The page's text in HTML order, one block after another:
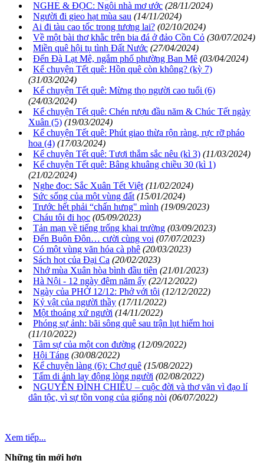
NGHE & ĐỌC: Ngôi nhà mơ ước (28/11/2024)
Người đi gieo hạt mùa sau (14/11/2024)
Ai đi tàu cao tốc trong tương lai? (02/10/2024)
Về một bài thơ khằc trên bia đá ở đảo Cồn Cỏ (30/07/2024)
Miền quê hội tụ tình Đất Nước (27/04/2024)
Đến Đà Lạt Mê, ngắm phố phường Ban Mê (03/04/2024)
Kể chuyện Tết quê: Hồn quê còn không? (kỳ 7)
(31/03/2024)
Kể chuyện Tết quê: Mừng thọ người cao tuổi (6)
(24/03/2024)
Kể chuyện Tết quê: Chén rượu đầu năm & Chúc Tết ngày
Xuân (5) (19/03/2024)
Kể chuyện Tết quê: Phút giao thừa rộn ràng, rực rỡ pháo
hoa (4) (17/03/2024)
Kể chuyện Tết quê: Tươi thắm sắc nêu (kì 3) (11/03/2024)
Kể chuyện Tết quê: Bâng khuâng chiều 30 (kì 1)
(21/02/2024)
Nghe đọc: Sắc Xuân Tết Việt (11/02/2024)
Sức sống của một vùng đất (15/01/2024)
Trước hết phải “chấn hưng" mình (19/09/2023)
Cháu tôi đi học (05/09/2023)
Tản mạn về tiếng trống khai trường (03/09/2023)
Đến Buôn Đôn… cười cùng voi (07/07/2023)
Có một vùng văn hóa cà phê (20/03/2023)
Sách hot của Đại Ca (20/02/2023)
Nhớ mùa Xuân hòa bình đầu tiên (21/01/2023)
Hà Nội - 12 ngày đêm năm ấy (22/12/2022)
Ngày của PHỞ 12/12: Phở với tôi (12/12/2022)
Kỷ vật của người thầy (17/11/2022)
Một thoáng xứ người (14/11/2022)
Phóng sự ảnh: bãi sông quê sau trận lụt hiếm hoi
(11/10/2022)
Tâm sự của một con đường (12/09/2022)
Hội Táng (30/08/2022)
Kể chuyện làng (6): Chợ quê (15/08/2022)
Tấm di ảnh lay động lòng người (02/08/2022)
NGUYỄN ĐÌNH CHIỂU – cuộc đời và thơ văn vì đạo lí
dân tộc, vì sự tồn vong của giống nòi (06/07/2022)
Xem tiếp...
Những tin mới hơn